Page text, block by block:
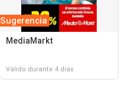
Sugerencia
MediaMarkt
Válido durante 4 días